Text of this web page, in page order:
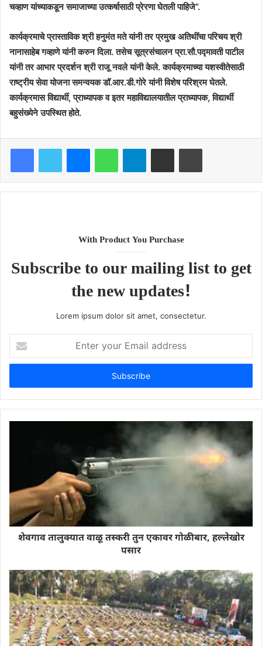
चव्हाण यांच्याकडून समाजाच्या उत्कर्षासाठी प्रेरणा घेतली पाहिजे”.
कार्यक्रमाचे प्रास्ताविक श्री हनुमंत मते यांनी तर प्रमुख अतिथींचा परिचय श्री
नानासाहेब गव्हाणे यांनी करुन दिला. तसेच सूत्रसंचालन प्रा.सौ.पद्मावती पाटील
यांनी तर आभार प्रदर्शन श्री राजू नवले यांनी केले. कार्यक्रमाच्या यशस्वीतेसाठी
राष्ट्रीय सेवा योजना समन्वयक डॉ.आर.डी.गोरे यांनी विशेष परिश्रम घेतले.
कार्यक्रमास विद्यार्थी, प्राध्यापक व इतर महाविद्यालयातील प्राध्यापक, विद्यार्थी
बहुसंख्येने उपस्थित होते.
FacebookTwitter MessengerWhatsAppTelegramShare via Email Print
With Product You Purchase
Subscribe to our mailing list to get
the new updates!
Lorem ipsum dolor sit amet, consectetur.
your
Email
शेवगाव तालुक्यात वाळू तस्करी तुन एकावर गोळीबार, हल्लेखोर
पसार